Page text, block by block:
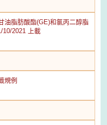
油脂肪酸酯(GE)和氯丙二醇脂
10/2021 上載
規例